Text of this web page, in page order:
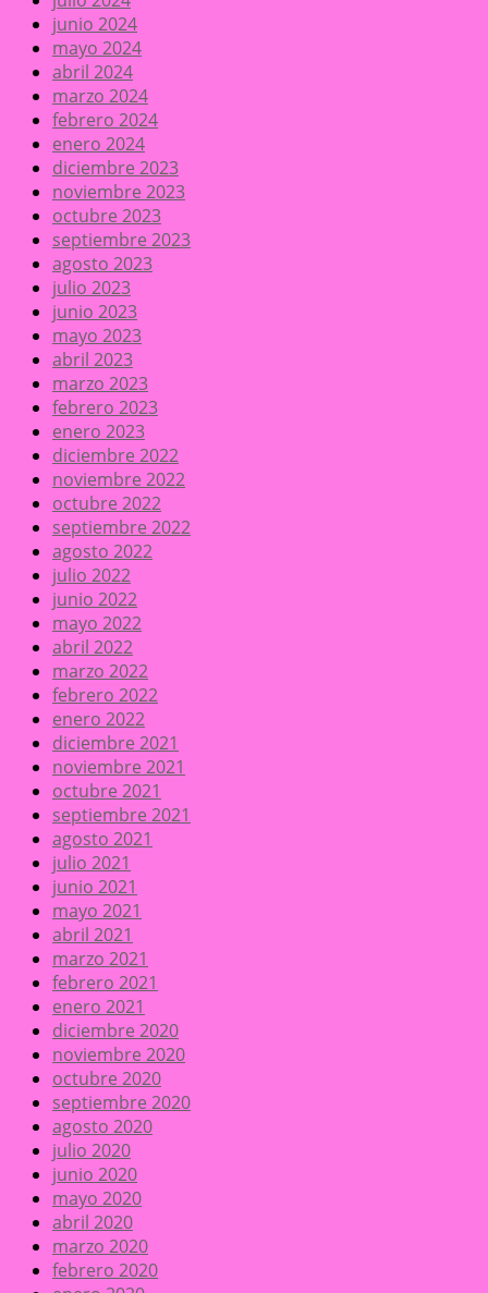
junio 2024
mayo 2024
abril 2024
marzo 2024
febrero 2024
enero 2024
diciembre 2023
noviembre 2023
octubre 2023
septiembre 2023
agosto 2023
julio 2023
junio 2023
mayo 2023
abril 2023
marzo 2023
febrero 2023
enero 2023
diciembre 2022
noviembre 2022
octubre 2022
septiembre 2022
agosto 2022
julio 2022
junio 2022
mayo 2022
abril 2022
marzo 2022
febrero 2022
enero 2022
diciembre 2021
noviembre 2021
octubre 2021
septiembre 2021
agosto 2021
julio 2021
junio 2021
mayo 2021
abril 2021
marzo 2021
febrero 2021
enero 2021
diciembre 2020
noviembre 2020
octubre 2020
septiembre 2020
agosto 2020
julio 2020
junio 2020
mayo 2020
abril 2020
marzo 2020
febrero 2020